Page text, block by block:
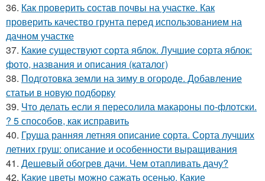
36. Как проверить состав почвы на участке. Как
проверить качество грунта перед использованием на
дачном участке
37. Какие существуют сорта яблок. Лучшие сорта яблок:
фото, названия и описания (каталог)
38. Подготовка земли на зиму в огороде. Добавление
статьи в новую подборку
39. Что делать если я пересолила макароны по-флотски.
? 5 способов, как исправить
40. Груша ранняя летняя описание сорта. Сорта лучших
летних груш: описание и особенности выращивания
41. Дешевый обогрев дачи. Чем отапливать дачу?
42. Какие цветы можно сажать осенью. Какие